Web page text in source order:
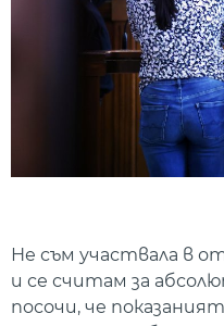
Не съм участвала в
и се считам за
посочи, че